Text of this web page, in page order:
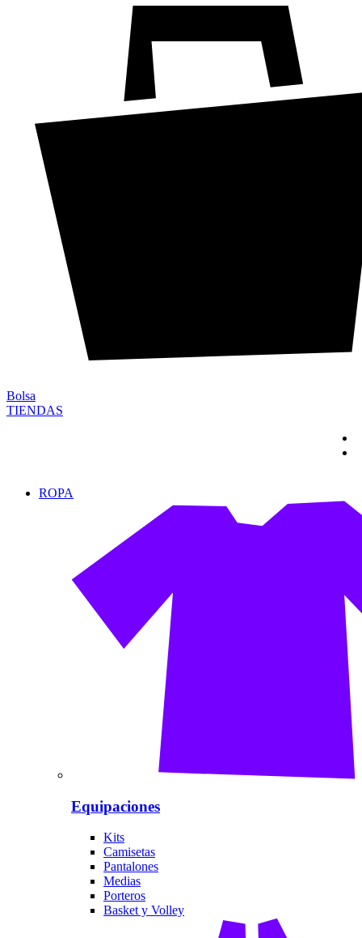
Bolsa
TIENDAS
ROPA
Equipaciones
Kits
Camisetas
Pantalones
Medias
Porteros
Basket y Volley